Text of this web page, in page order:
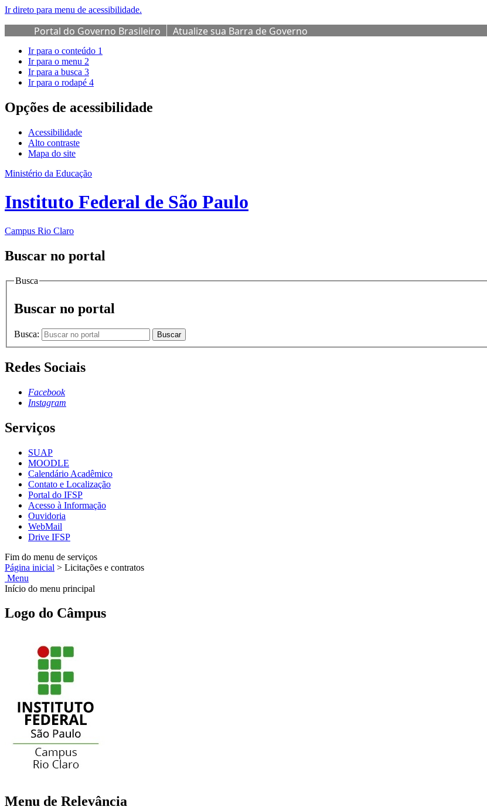
Ir direto para menu de acessibilidade.
Portal do Governo Brasileiro Atualize sua Barra de Governo
Ir para o conteúdo 1
Ir para o menu 2
Ir para a busca 3
Ir para o rodapé 4
Opções de acessibilidade
Acessibilidade
Alto contraste
Mapa do site
Ministério da Educação
Instituto Federal de São Paulo
Campus Rio Claro
Buscar no portal
Busca
Buscar no portal
Busca: Buscar
Redes Sociais
Facebook
Instagram
Serviços
SUAP
MOODLE
Calendário Acadêmico
Contato e Localização
Portal do IFSP
Acesso à Informação
Ouvidoria
WebMail
Drive IFSP
Fim do menu de serviços
Página inicial > Licitações e contratos
Menu
Início do menu principal
Logo do Câmpus
Menu de Relevância